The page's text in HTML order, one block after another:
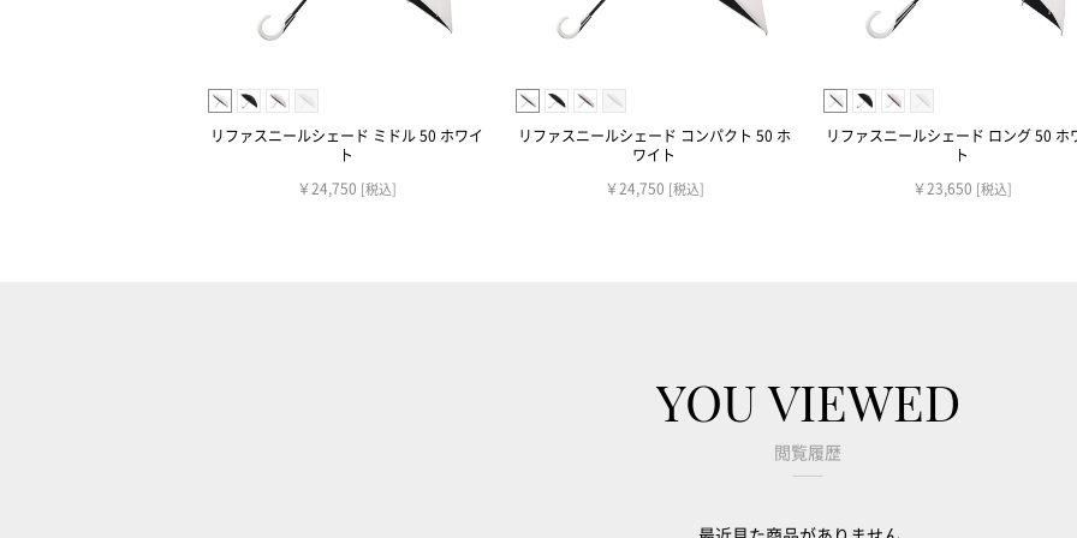
リファスニールシェード ミドル 50 ホワイ
ト
￥24,750 [税込]
リファスニールシェード コンパクト 50 ホ
ワイト
￥24,750 [税込]
リファスニールシェード ロング 50 ホ
ト
￥23,650 [税込]
YOU VIEWED
閲覧履歴